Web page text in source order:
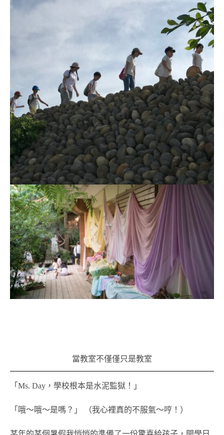
當教室不僅僅只是教室
「Ms. Day，學校根本是水泥監獄！」
「哦～哦～是嗎？」 （我心裡真的不服氣～哼！）